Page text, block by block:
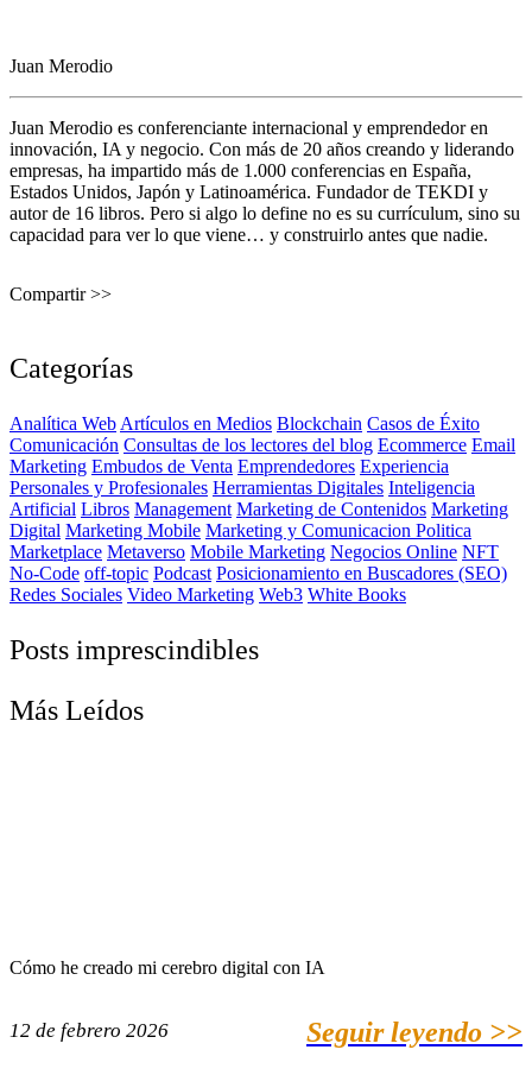
Juan Merodio
Juan Merodio es conferenciante internacional y emprendedor en
innovación, IA y negocio. Con más de 20 años creando y liderando
empresas, ha impartido más de 1.000 conferencias en España,
Estados Unidos, Japón y Latinoamérica. Fundador de TEKDI y
autor de 16 libros. Pero si algo lo define no es su currículum, sino su
capacidad para ver lo que viene… y construirlo antes que nadie.
Compartir >>
Categorías
Analítica Web Artículos en Medios Blockchain Casos de Éxito
Comunicación Consultas de los lectores del blog Ecommerce Email
Marketing Embudos de Venta Emprendedores Experiencia
Personales y Profesionales Herramientas Digitales Inteligencia
Artificial Libros Management Marketing de Contenidos Marketing
Digital Marketing Mobile Marketing y Comunicacion Politica
Marketplace Metaverso Mobile Marketing Negocios Online NFT
No-Code off-topic Podcast Posicionamiento en Buscadores (SEO)
Redes Sociales Video Marketing Web3 White Books
Posts imprescindibles
Más Leídos
Cómo he creado mi cerebro digital con IA
12 de febrero 2026 Seguir leyendo >>